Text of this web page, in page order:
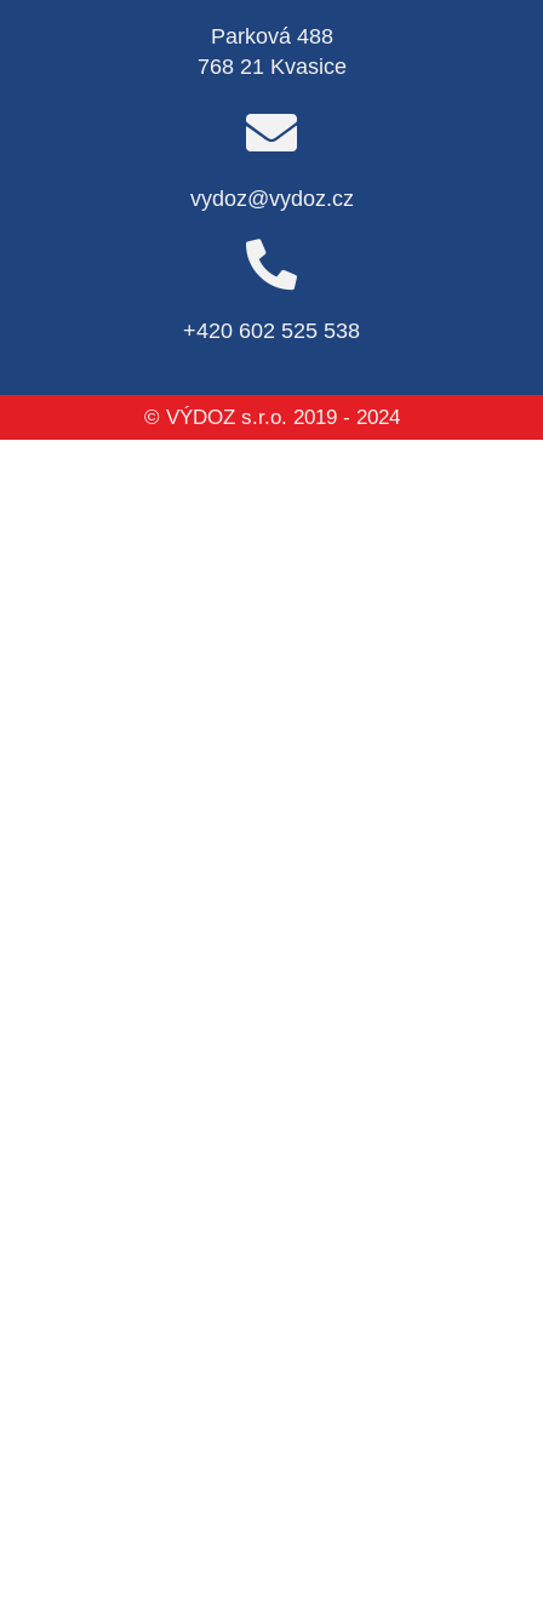
Parková 488
768 21 Kvasice
vydoz@vydoz.cz
+420 602 525 538
© VÝDOZ s.r.o. 2019 - 2024